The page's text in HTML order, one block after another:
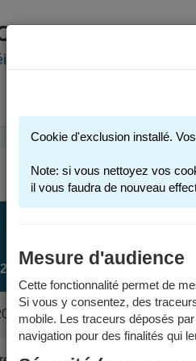
FAMILLE
scolaire - Accueils
2026
2027
Un
La
Cookie d'exclusion installé.
Note: si vous nettoyez vos
il vous faudra de nouveau
Mesure d'audience
Cette fonctionnalité permet de
Si vous y consentez, des
mobile. Les traceurs déposés
navigation pour des finalités qui